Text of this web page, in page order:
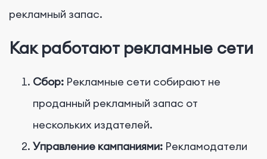
рекламный запас.
Как работают рекламные сети
Сбор: Рекламные сети собирают не
проданный рекламный запас от
нескольких издателей.
Управление кампаниями: Рекламодатели